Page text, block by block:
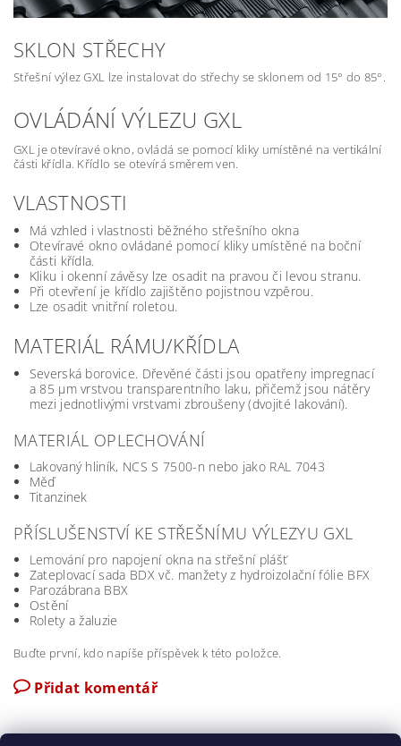
SKLON STŘECHY
Střešní výlez GXL lze instalovat do střechy se sklonem od 15° do 85°.
OVLÁDÁNÍ VÝLEZU GXL
GXL je otevíravé okno, ovládá se pomocí kliky umístěné na vertikální
části křídla. Křídlo se otevírá směrem ven.
VLASTNOSTI
Má vzhled i vlastnosti běžného střešního okna
Otevíravé okno ovládané pomocí kliky umístěné na boční
části křídla.
Kliku i okenní závěsy lze osadit na pravou či levou stranu.
Při otevření je křídlo zajištěno pojistnou vzpěrou.
Lze osadit vnitřní roletou.
MATERIÁL RÁMU/KŘÍDLA
Severská borovice. Dřevěné části jsou opatřeny impregnací
a 85 μm vrstvou transparentního laku, přičemž jsou nátěry
mezi jednotlivými vrstvami zbroušeny (dvojité lakování).
MATERIÁL OPLECHOVÁNÍ
Lakovaný hliník, NCS S 7500-n nebo jako RAL 7043
Měď
Titanzinek
PŘÍSLUŠENSTVÍ KE STŘEŠNÍMU VÝLEZYU GXL
Lemování pro napojení okna na střešní plášť
Zateplovací sada BDX vč. manžety z hydroizolační fólie BFX
Parozábrana BBX
Ostění
Rolety a žaluzie
Buďte první, kdo napíše příspěvek k této položce.
Přidat komentář